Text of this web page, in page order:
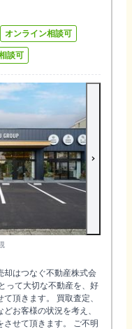
オンライン相談可
談可
却はつなぐ不動産株式会
って大切な不動産を、好
頂きます。 買取査定、
お客様の状況を考え、
させて頂きます。 ご不明